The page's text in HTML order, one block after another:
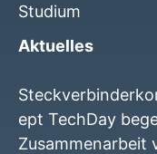
Studium
Aktuelles
ept TechDay
Zusammenarbeit